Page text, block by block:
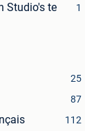
Studio's te
1
25
87
112